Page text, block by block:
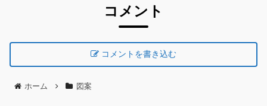
コメント
コメントを書き込む
ホーム 図案